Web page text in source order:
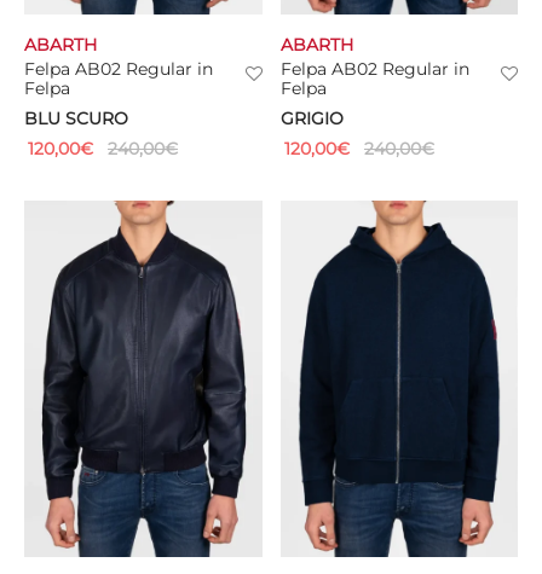
Felpa AB02 Regular in
Felpa
BLU SCURO
ABARTH
120,00€ 240,00€
Felpa AB02 Regular in
Felpa
GRIGIO
ABARTH
120,00€ 240,00€